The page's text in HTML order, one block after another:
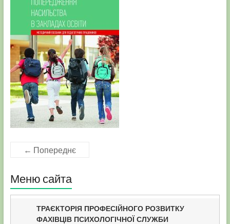
← Попереднє
Меню сайта
ТРАЄКТОРІЯ ПРОФЕСІЙНОГО РОЗВИТКУ
ФАХІВЦІВ ПСИХОЛОГІЧНОЇ СЛУЖБИ